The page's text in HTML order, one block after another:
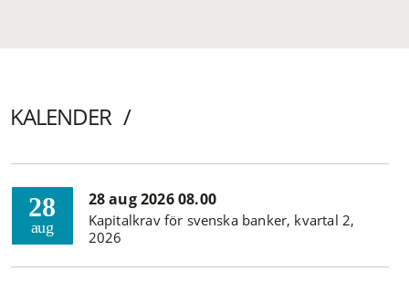
KALENDER
28
aug
28 aug 2026 08.00
Kapitalkrav för svenska banker, kvartal 2,
2026